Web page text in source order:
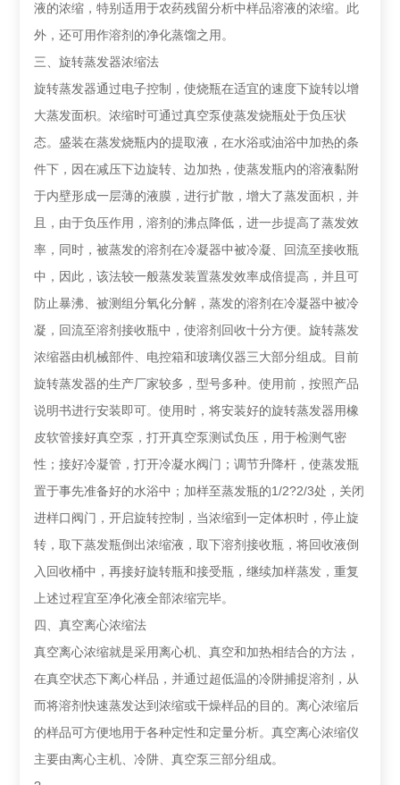
液的浓缩，特别适用于农药残留分析中样品溶液的浓缩。此
外，还可用作溶剂的净化蒸馏之用。
三、旋转蒸发器浓缩法
旋转蒸发器通过电子控制，使烧瓶在适宜的速度下旋转以增
大蒸发面枳。浓缩时可通过真空泵使蒸发烧瓶处于负压状
态。盛装在蒸发烧瓶内的提取液，在水浴或油浴中加热的条
件下，因在减压下边旋转、边加热，使蒸发瓶内的溶液黏附
于内壁形成一层薄的液膜，进行扩散，增大了蒸发面枳，并
且，由于负压作用，溶剂的沸点降低，进一步提高了蒸发效
率，同时，被蒸发的溶剂在冷凝器中被冷凝、回流至接收瓶
中，因此，该法较一般蒸发装置蒸发效率成倍提高，并且可
防止暴沸、被测组分氧化分解，蒸发的溶剂在冷凝器中被冷
凝，回流至溶剂接收瓶中，使溶剂回收十分方便。旋转蒸发
浓缩器由机械部件、电控箱和玻璃仪器三大部分组成。目前
旋转蒸发器的生产厂家较多，型号多种。使用前，按照产品
说明书进行安装即可。使用时，将安装好的旋转蒸发器用橡
皮软管接好真空泵，打开真空泵测试负压，用于检测气密
性；接好冷凝管，打开冷凝水阀门；调节升降杆，使蒸发瓶
置于事先准备好的水浴中；加样至蒸发瓶的1/2?2/3处，关闭
进样口阀门，开启旋转控制，当浓缩到一定体枳时，停止旋
转，取下蒸发瓶倒出浓缩液，取下溶剂接收瓶，将回收液倒
入回收桶中，再接好旋转瓶和接受瓶，继续加样蒸发，重复
上述过程宜至净化液全部浓缩完毕。
四、真空离心浓缩法
真空离心浓缩就是采用离心机、真空和加热相结合的方法，
在真空状态下离心样品，并通过超低温的冷阱捕捉溶剂，从
而将溶剂快速蒸发达到浓缩或干燥样品的目的。离心浓缩后
的样品可方便地用于各种定性和定量分析。真空离心浓缩仪
主要由离心主机、冷阱、真空泵三部分组成。